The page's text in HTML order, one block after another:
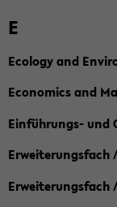
E
Ecology and
Economics and
Einführungs- und
Erweiterungsfach
Erweiterungsfach